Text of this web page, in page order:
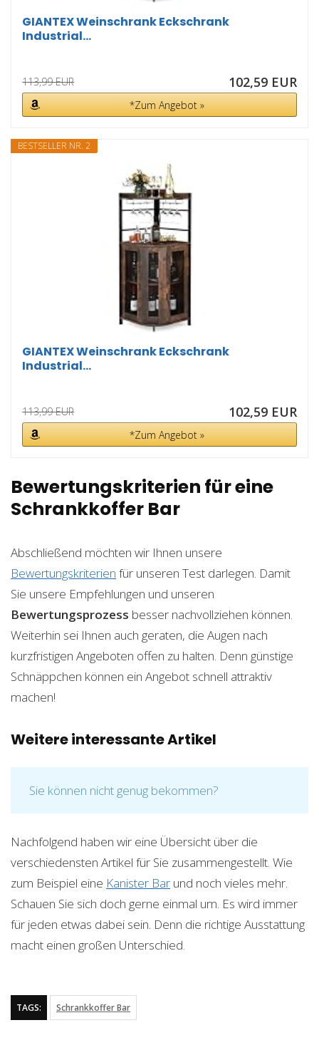
GIANTEX Weinschrank Eckschrank
Industrial...
113,99 EUR 102,59 EUR
*Zum Angebot »
BESTSELLER NR. 2
GIANTEX Weinschrank Eckschrank
Industrial...
113,99 EUR 102,59 EUR
*Zum Angebot »
Bewertungskriterien für eine
Schrankkoffer Bar
Abschließend möchten wir Ihnen unsere
Bewertungskriterien für unseren Test darlegen. Damit
Sie unsere Empfehlungen und unseren
Bewertungsprozess besser nachvollziehen können.
Weiterhin sei Ihnen auch geraten, die Augen nach
kurzfristigen Angeboten offen zu halten. Denn günstige
Schnäppchen können ein Angebot schnell attraktiv
machen!
Weitere interessante Artikel
Sie können nicht genug bekommen?
Nachfolgend haben wir eine Übersicht über die
verschiedensten Artikel für Sie zusammengestellt. Wie
zum Beispiel eine Kanister Bar und noch vieles mehr.
Schauen Sie sich doch gerne einmal um. Es wird immer
für jeden etwas dabei sein. Denn die richtige Ausstattung
macht einen großen Unterschied.
TAGS: Schrankkoffer Bar